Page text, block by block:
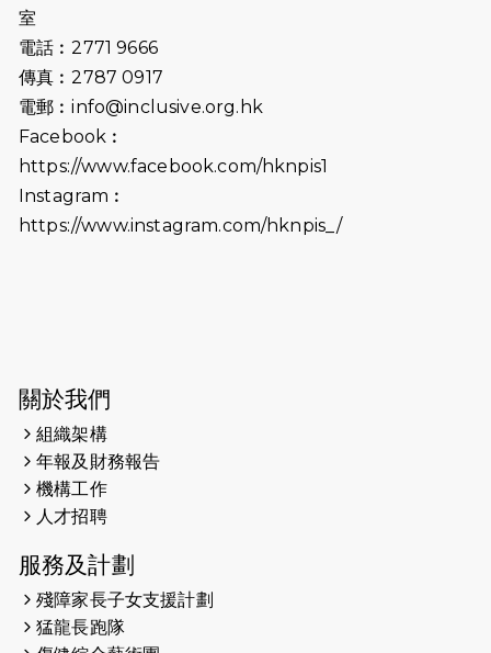
2026-07-02
2026-06-25
（19:00開始）
2026-06-18
猛龍長跑隊恆常練習 - 6月18日
2026-06-11
猛龍長跑隊恆常練習 - 6月11日（19:00
2026-05-22
2026-05-21
2026-05-14
（19:00開始）
室
電話︰2771 9666
傳真︰2787 0917
電郵︰info@inclusive.org.hk
Facebook︰
https://www.facebook.com/hknpis1
Instagram︰
https://www.instagram.com/hknpis_/
關於我們
組織架構
年報及財務報告
機構工作
人才招聘
服務及計劃
殘障家長子女支援計劃
猛龍長跑隊